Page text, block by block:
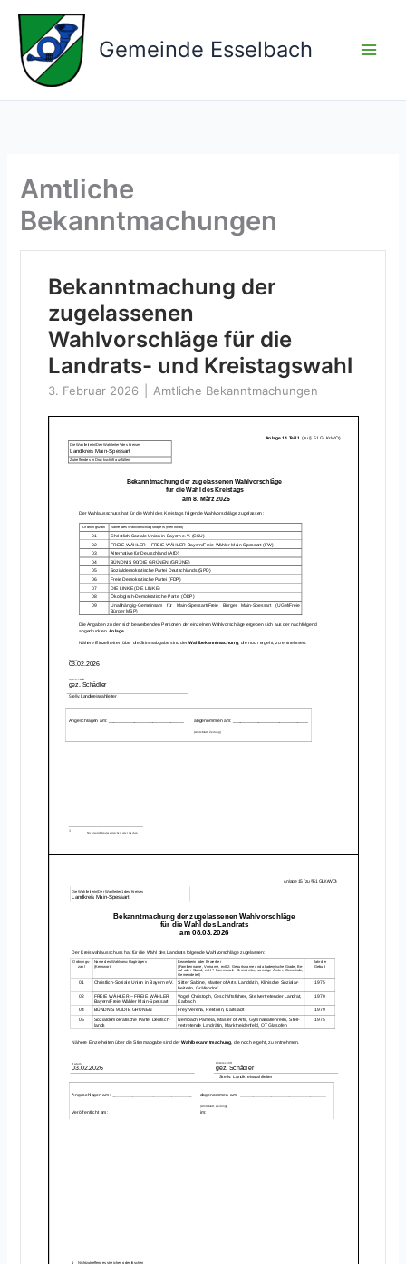
Zum
Inhalt
springen
Gemeinde Esselbach
Amtliche
Bekanntmachungen
Bekanntmachung der
zugelassenen
Wahlvorschläge für die
Landrats- und Kreistagswahl
3. Februar 2026 Amtliche Bekanntmachungen